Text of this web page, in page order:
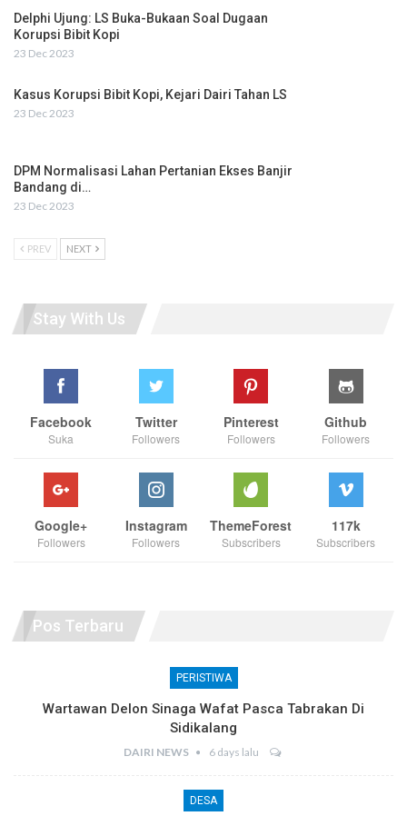
Delphi Ujung: LS Buka-Bukaan Soal Dugaan
Korupsi Bibit Kopi
23 Dec 2023
Kasus Korupsi Bibit Kopi, Kejari Dairi Tahan LS
23 Dec 2023
DPM Normalisasi Lahan Pertanian Ekses Banjir
Bandang di…
23 Dec 2023
PREV NEXT
Stay With Us
Facebook
Suka
Twitter
Followers
Pinterest
Followers
Github
Followers
Google+
Followers
Instagram
Followers
ThemeForest
Subscribers
117k
Subscribers
Pos Terbaru
PERISTIWA
Wartawan Delon Sinaga Wafat Pasca Tabrakan Di
Sidikalang
DAIRI NEWS 6 days lalu
DESA